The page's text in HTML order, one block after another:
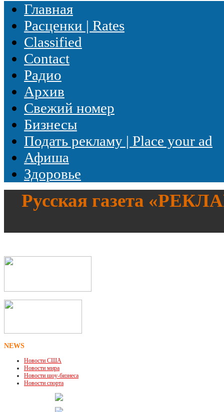
Главная
Расценки | Rates
Classified
Contact
Радио
Архив
Свежий номер
Бизнесы
Подать рекламу | Place your ad
Афиша
Здоровье
Русская газета «
NEWS
Новости США
Новости мира
Новости шоу-бизнеса
Новости спорта